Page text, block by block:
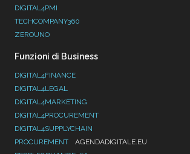
DIGITAL4PMI
TECHCOMPANY360
ZEROUNO
Funzioni di Business
DIGITAL4FINANCE
DIGITAL4LEGAL
DIGITAL4MARKETING
DIGITAL4PROCUREMENT
DIGITAL4SUPPLYCHAIN
PROCUREMENT
AGENDADIGITALE.EU